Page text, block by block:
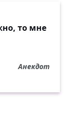
то мне
Анекдот